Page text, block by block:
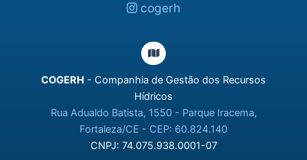
cogerh
COGERH - Companhia de Gestão dos Recursos
Hídricos
Rua Adualdo Batista, 1550 - Parque Iracema,
Fortaleza/CE - CEP: 60.824.140
CNPJ: 74.075.938.0001-07